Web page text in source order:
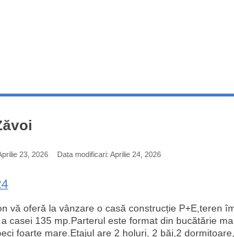
23, 2026 Data modificari: Aprilie 24, 2026
vă oferă la vânzare o casă construcție P+E,teren
casei 135 mp.Parterul este format din bucătărie
foarte mare.Etajul are 2 holuri, 2 băi,2